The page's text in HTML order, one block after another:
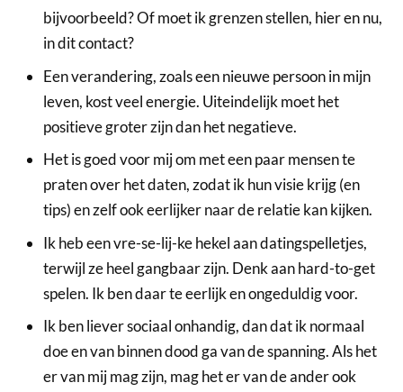
bijvoorbeeld? Of moet ik grenzen stellen, hier en nu,
in dit contact?
Een verandering, zoals een nieuwe persoon in mijn
leven, kost veel energie. Uiteindelijk moet het
positieve groter zijn dan het negatieve.
Het is goed voor mij om met een paar mensen te
praten over het daten, zodat ik hun visie krijg (en
tips) en zelf ook eerlijker naar de relatie kan kijken.
Ik heb een vre-se-lij-ke hekel aan datingspelletjes,
terwijl ze heel gangbaar zijn. Denk aan hard-to-get
spelen. Ik ben daar te eerlijk en ongeduldig voor.
Ik ben liever sociaal onhandig, dan dat ik normaal
doe en van binnen dood ga van de spanning. Als het
er van mij mag zijn, mag het er van de ander ook